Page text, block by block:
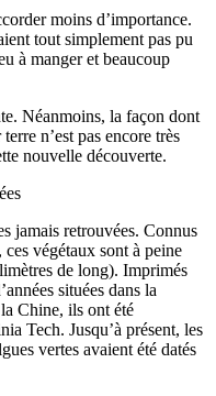
moins d’importance.
tout simplement pas pu
à manger et beaucoup
Néanmoins, la façon dont
n’est pas encore très
nouvelle découverte.
jamais retrouvées. Connus
végétaux sont à peine
de long). Imprimés
situées dans la
Chine, ils ont été
Tech. Jusqu’à présent, les
vertes avaient été datés